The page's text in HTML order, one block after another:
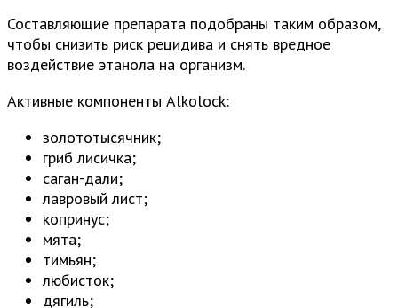
Составляющие препарата подобраны таким образом,
чтобы снизить риск рецидива и снять вредное
воздействие этанола на организм.
Активные компоненты Alkolock:
золототысячник;
гриб лисичка;
саган-дали;
лавровый лист;
копринус;
мята;
тимьян;
любисток;
дягиль;